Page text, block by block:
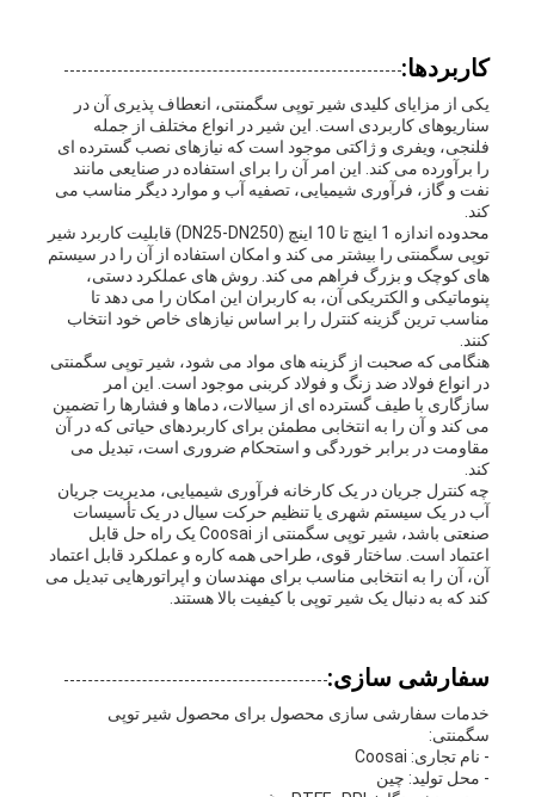
کاربردها:
یکی از مزایای کلیدی شیر توپی سگمنتی، انعطاف پذیری آن در
سناریوهای کاربردی است. این شیر در انواع مختلف از جمله
فلنجی، ویفری و ژاکتی موجود است که نیازهای نصب گسترده ای
را برآورده می کند. این امر آن را برای استفاده در صنایعی مانند
نفت و گاز، فرآوری شیمیایی، تصفیه آب و موارد دیگر مناسب می
کند.
محدوده اندازه 1 اینچ تا 10 اینچ (DN25-DN250) قابلیت کاربرد شیر
توپی سگمنتی را بیشتر می کند و امکان استفاده از آن را در سیستم
های کوچک و بزرگ فراهم می کند. روش های عملکرد دستی،
پنوماتیکی و الکتریکی آن، به کاربران این امکان را می دهد تا
مناسب ترین گزینه کنترل را بر اساس نیازهای خاص خود انتخاب
کنند.
هنگامی که صحبت از گزینه های مواد می شود، شیر توپی سگمنتی
در انواع فولاد ضد زنگ و فولاد کربنی موجود است. این امر
سازگاری با طیف گسترده ای از سیالات، دماها و فشارها را تضمین
می کند و آن را به انتخابی مطمئن برای کاربردهای حیاتی که در آن
مقاومت در برابر خوردگی و استحکام ضروری است، تبدیل می
کند.
چه کنترل جریان در یک کارخانه فرآوری شیمیایی، مدیریت جریان
آب در یک سیستم شهری یا تنظیم حرکت سیال در یک تأسیسات
صنعتی باشد، شیر توپی سگمنتی از Coosai یک راه حل قابل
اعتماد است. ساختار قوی، طراحی همه کاره و عملکرد قابل اعتماد
آن، آن را به انتخابی مناسب برای مهندسان و اپراتورهایی تبدیل می
کند که به دنبال یک شیر توپی با کیفیت بالا هستند.
سفارشی سازی:
خدمات سفارشی سازی محصول برای محصول شیر توپی
سگمنتی:
- نام تجاری: Coosai
- محل تولید: چین